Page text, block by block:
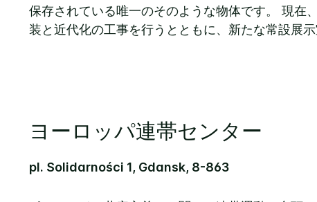
保存されている唯一のそのような物体です。 現在
装と近代化の工事を行うとともに、新たな常設展示
ヨーロッパ連帯センター
pI. Solidarności 1, Gdansk, 8-863